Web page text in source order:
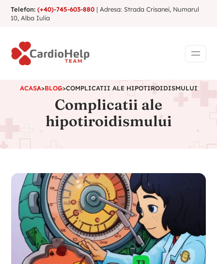
Telefon:(+40)-745-603-880 | Adresa: Strada Crisanei, Numarul
10, Alba Iulia
ACASA>BLOG>COMPLICATII ALE HIPOTIROIDISMULUI
Complicatii ale
hipotiroidismului